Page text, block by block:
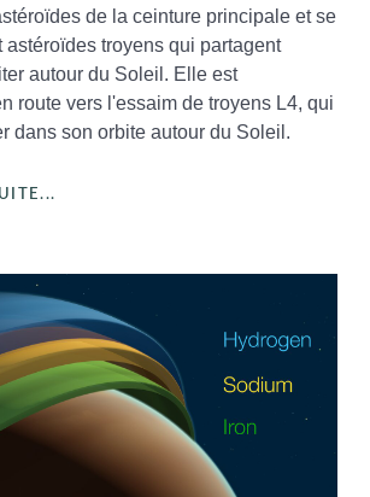
de la ceinture principale et se
astéroïdes troyens qui partagent
autour du Soleil. Elle est
route vers l'essaim de troyens L4, qui
dans son orbite autour du Soleil.